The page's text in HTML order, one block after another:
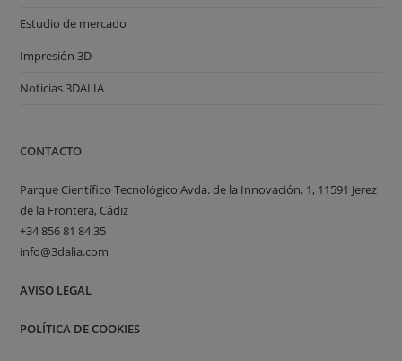
Estudio de mercado
Impresión 3D
Noticias 3DALIA
CONTACTO
Parque Científico Tecnológico Avda. de la Innovación, 1, 11591 Jerez
de la Frontera, Cádiz
+34 856 81 84 35
info@3dalia.com
AVISO LEGAL
POLÍTICA DE COOKIES